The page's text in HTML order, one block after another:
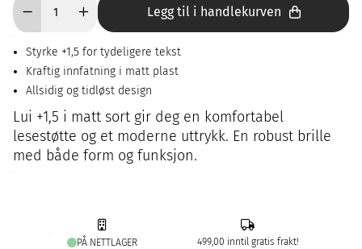
Legg til i handlekurven
Styrke +1,5 for tydeligere tekst
Kraftig innfatning i matt plast
Allsidig og tidløst design
Lui +1,5 i matt sort gir deg en komfortabel
lesestøtte og et moderne uttrykk. En robust brille
med både form og funksjon.
PÅ NETTLAGER
499,00 inntil gratis frakt!